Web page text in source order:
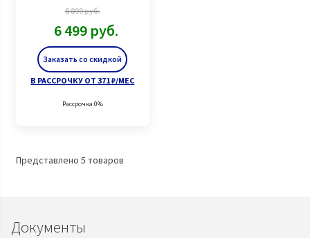
Заказать со скидкой
8 899руб.
6 499 руб.
В РАССРОЧКУ ОТ 371 ₽/МЕС
Рассрочка 0%
Представлено 5 товаров
Документы